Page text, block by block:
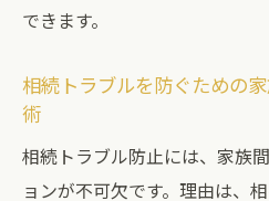
できます。
相続トラブルを防ぐための
術
相続トラブル防止には、家族
ョンが不可欠です。理由は、